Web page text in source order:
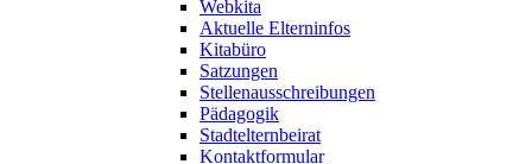
Webkita
Aktuelle Elterninfos
Kitabüro
Satzungen
Stellenausschreibungen
Pädagogik
Stadtelternbeirat
Kontaktformular